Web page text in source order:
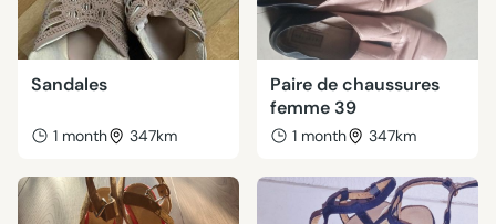
Sandales
1 month 347km
Paire de chaussures
femme 39
1 month 347km